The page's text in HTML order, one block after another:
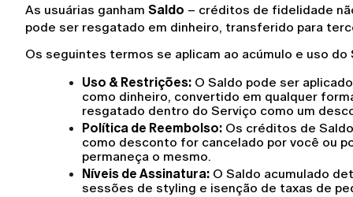
As usuárias ganham Saldo – créditos de fidelidade
pode ser resgatado em dinheiro, transferido para
Os seguintes termos se aplicam ao acúmulo e uso do
Uso & Restrições: O Saldo pode ser
como dinheiro, convertido em qualquer
resgatado dentro do Serviço como um
Política de Reembolso: Os créditos de
como desconto for cancelado por você ou
permaneça o mesmo.
Níveis de Assinatura: O Saldo acumulado
sessões de styling e isenção de taxas de